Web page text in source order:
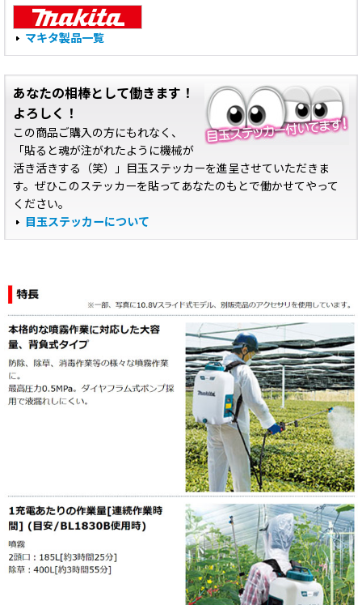
マキタ製品一覧
あなたの相棒として働きます！
よろしく！
この商品ご購入の方にもれなく、
「貼ると魂が注がれたように機械が
活き活きする（笑）」目玉ステッカーを進呈させていただきま
す。ぜひこのステッカーを貼ってあなたのもとで働かせてやって
ください。
目玉ステッカーについて